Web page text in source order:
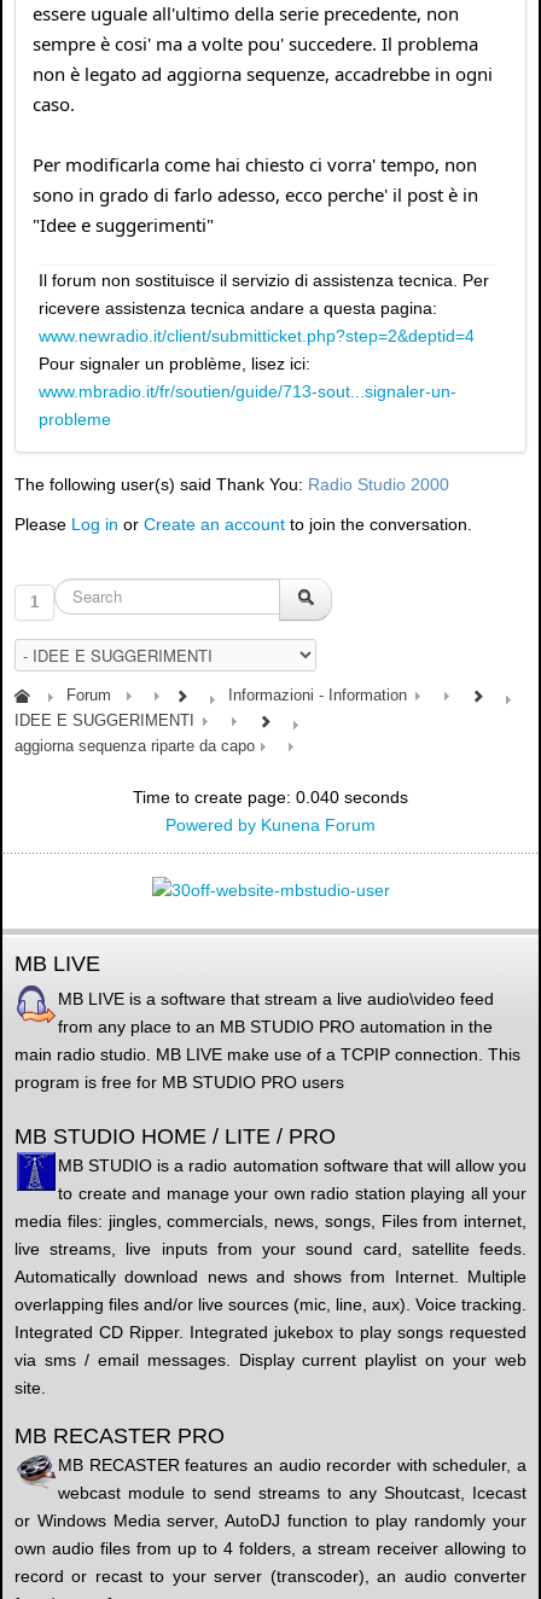
essere uguale all'ultimo della serie precedente, non
sempre è cosi' ma a volte pou' succedere. Il problema
non è legato ad aggiorna sequenze, accadrebbe in ogni
caso.
Per modificarla come hai chiesto ci vorra' tempo, non
sono in grado di farlo adesso, ecco perche' il post è in
"Idee e suggerimenti"
Il forum non sostituisce il servizio di assistenza tecnica. Per
ricevere assistenza tecnica andare a questa pagina:
www.newradio.it/client/submitticket.php?step=2&deptid=4
Pour signaler un problème, lisez ici:
www.mbradio.it/fr/soutien/guide/713-sout...signaler-un-
probleme
The following user(s) said Thank You: Radio Studio 2000
Please Log in or Create an account to join the conversation.
1
Forum
Informazioni - Information
IDEE E SUGGERIMENTI
aggiorna sequenza riparte da capo
Time to create page: 0.040 seconds
Powered by Kunena Forum
MB LIVE
MB LIVE is a software that stream a live audio\video feed
from any place to an MB STUDIO PRO automation in the
main radio studio. MB LIVE make use of a TCPIP connection. This
program is free for MB STUDIO PRO users
MB STUDIO HOME / LITE / PRO
MB STUDIO is a radio automation software that will allow you
to create and manage your own radio station playing all your
media files: jingles, commercials, news, songs, Files from internet,
live streams, live inputs from your sound card, satellite feeds.
Automatically download news and shows from Internet. Multiple
overlapping files and/or live sources (mic, line, aux). Voice tracking.
Integrated CD Ripper. Integrated jukebox to play songs requested
via sms / email messages. Display current playlist on your web
site.
MB RECASTER PRO
MB RECASTER features an audio recorder with scheduler, a
webcast module to send streams to any Shoutcast, Icecast
or Windows Media server, AutoDJ function to play randomly your
own audio files from up to 4 folders, a stream receiver allowing to
record or recast to your server (transcoder), an audio converter